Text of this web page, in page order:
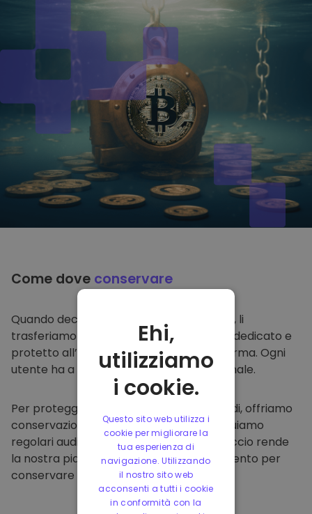
Come dove conservare
Quando decidi di comprare su
, li
trasferiamo direttamente nel tuo wallet dedicato e
protetto all’interno della nostra piattaforma. Ogni
utente ha a disposizione un wallet personale.
Per proteggere i nostri clienti e i loro fondi, offriamo
conservazione offline protetta ed effettuiamo
regolari audit di sicurezza. Questo approccio rende
la nostra piattaforma un punto di riferimento per
conservare e altre criptovalute.
Ehi,
utilizziamo
i cookie.
Questo sito web utilizza i
cookie per migliorare la
tua esperienza di
navigazione. Utilizzando
il nostro sito web
acconsenti a tutti i cookie
in conformità con la